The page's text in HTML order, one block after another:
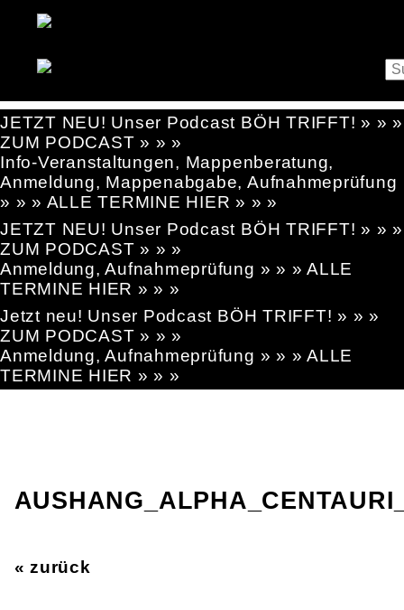
JETZT NEU! Unser Podcast BÖH TRIFFT! » » »
ZUM PODCAST » » »
Info-Veranstaltungen, Mappenberatung,
Anmeldung, Mappenabgabe, Aufnahmeprüfung
» » » ALLE TERMINE HIER » » »
JETZT NEU! Unser Podcast BÖH TRIFFT! » » »
ZUM PODCAST » » »
Anmeldung, Aufnahmeprüfung » » » ALLE
TERMINE HIER » » »
Jetzt neu! Unser Podcast BÖH TRIFFT! » » »
ZUM PODCAST » » »
Anmeldung, Aufnahmeprüfung » » » ALLE
TERMINE HIER » » »
« zurück